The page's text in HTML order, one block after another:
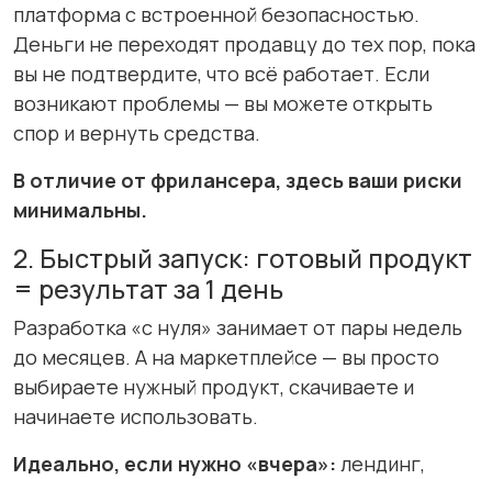
платформа с встроенной безопасностью.
Деньги не переходят продавцу до тех пор, пока
вы не подтвердите, что всё работает. Если
возникают проблемы — вы можете открыть
спор и вернуть средства.
В отличие от фрилансера, здесь ваши риски
минимальны.
2. Быстрый запуск: готовый продукт
= результат за 1 день
Разработка «с нуля» занимает от пары недель
до месяцев. А на маркетплейсе — вы просто
выбираете нужный продукт, скачиваете и
начинаете использовать.
Идеально, если нужно «вчера»: лендинг,